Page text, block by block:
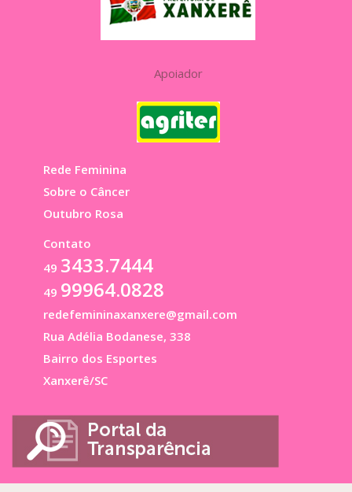
Apoiador
Rede Feminina
Sobre o Câncer
Outubro Rosa
Contato
49 3433.7444
49 99964.0828
redefemininaxanxere@gmail.com
Rua Adélia Bodanese, 338
Bairro dos Esportes
Xanxerê/SC